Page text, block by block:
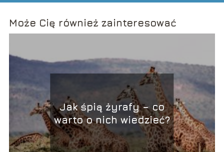
Może Cię również zainteresować
Jak śpią żyrafy – co
warto o nich wiedzieć?